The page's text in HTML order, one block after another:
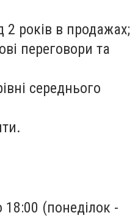
2 років в продажах;
переговори та
середнього
18:00 (понеділок -